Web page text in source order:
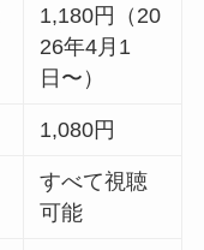
1,180円（20
26年4月1
日〜）
1,080円
すべて視聴
可能